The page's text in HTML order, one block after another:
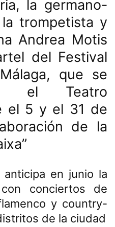
la germano-
trompetista y
Andrea Motis
del Festival
que se
el Teatro
el 5 y el 31 de
de la
anticipa en junio la
conciertos de
y country-
de la ciudad